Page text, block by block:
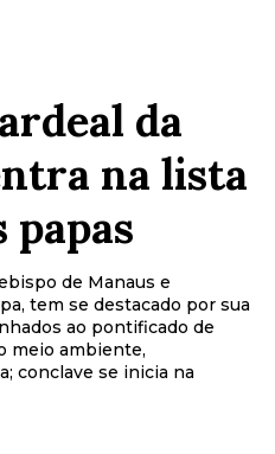
da
na lista
papas
de Manaus e
tem se destacado por sua
ao pontificado de
meio ambiente,
conclave se inicia na